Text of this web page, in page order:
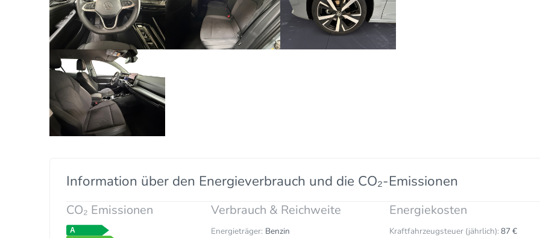
Information über den Energieverbrauch und die CO₂-Emissionen
CO₂ Emissionen Verbrauch & Reichweite
Energieträger: Benzin
Energiekosten
Kraftfahrzeugsteuer (jährlich): 87 €